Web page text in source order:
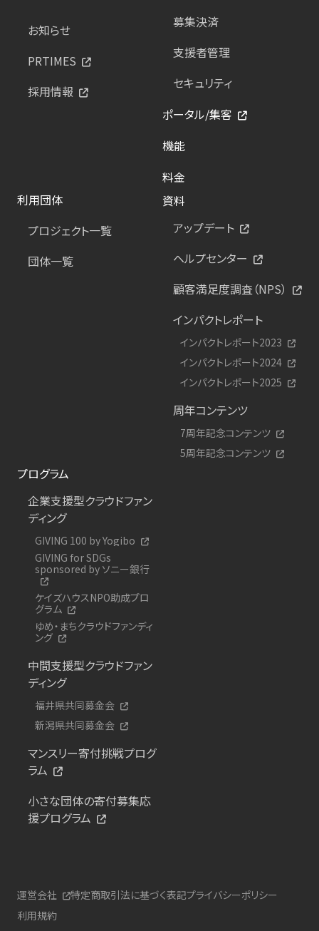
お知らせ
PRTIMES
採用情報
募集決済
支援者管理
セキュリティ
ポータル/集客
機能
料金
利用団体
プロジェクト一覧
団体一覧
資料
アップデート
ヘルプセンター
顧客満足度調査（NPS）
インパクトレポート
インパクトレポート2023
インパクトレポート2024
インパクトレポート2025
周年コンテンツ
7周年記念コンテンツ
5周年記念コンテンツ
プログラム
企業支援型クラウドファン
ディング
GIVING 100 by Yogibo
GIVING for SDGs
sponsored by ソニー銀行
ケイズハウスNPO助成プロ
グラム
ゆめ・まちクラウドファンディ
ング
中間支援型クラウドファン
ディング
福井県共同募金会
新潟県共同募金会
マンスリー寄付挑戦プログ
ラム
小さな団体の寄付募集応
援プログラム
運営会社 特定商取引法に基づく表記プライバシーポリシー
利用規約